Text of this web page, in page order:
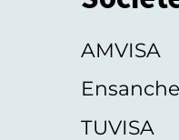
AMVISA
TUVISA